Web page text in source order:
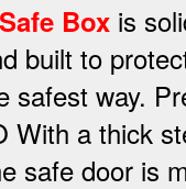
Box is
built to
safest way.
With a thick
safe door is